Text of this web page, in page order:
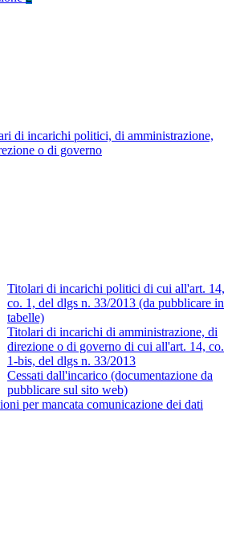
di incarichi politici, di amministrazione,
o di governo
Titolari di incarichi politici di cui all'art. 14,
co. 1, del dlgs n. 33/2013 (da pubblicare in
tabelle)
Titolari di incarichi di amministrazione, di
direzione o di governo di cui all'art. 14, co.
1-bis, del dlgs n. 33/2013
Cessati dall'incarico (documentazione da
pubblicare sul sito web)
per mancata comunicazione dei dati